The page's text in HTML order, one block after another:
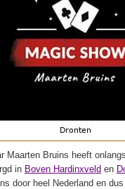
Maarten Bruins heeft
in Boven Hardinxveld en
door heel Nederland en